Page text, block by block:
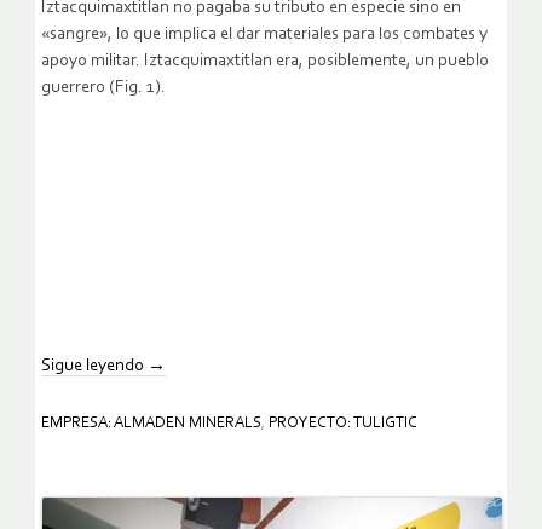
Iztacquimaxtitlan no pagaba su tributo en especie sino en
«sangre», lo que implica el dar materiales para los combates y
apoyo militar. Iztacquimaxtitlan era, posiblemente, un pueblo
guerrero (Fig. 1).
Sigue leyendo →
EMPRESA: ALMADEN MINERALS, PROYECTO: TULIGTIC